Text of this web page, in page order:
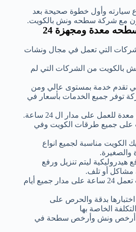
سيارته وأول خطوة صحيحة بعد
مع شركة سطحه ونش بالكويت.
سيارات ونش وسطحه معدة ومجهزة 24
التي تعمل في مجال ونشات
من الشركات التي لم
تقدم خدمة بمستوى عالي ومن
توفر جميع الخدمات بأسعار في
للعمل على مدار ال 24 ساعة.
على جميع طرقات الكويت وفي
مناسبة لجميع انواع
والصغيرة.
هيدروليكية ليتم تنزيل ورفع
مشاكل أو تلف.
خدمة ونشات الكويت تعمل 24 ساعة على مدار جميع أيام
بدقة والحرص على
الخاصة بها
أرخص ونش وأرخص سطحة في